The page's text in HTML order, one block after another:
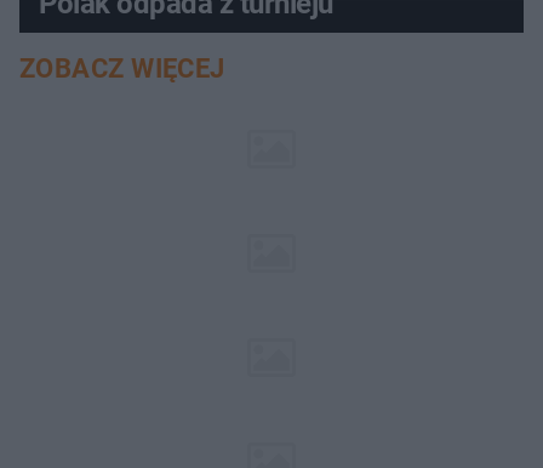
ZOBACZ WIĘCEJ